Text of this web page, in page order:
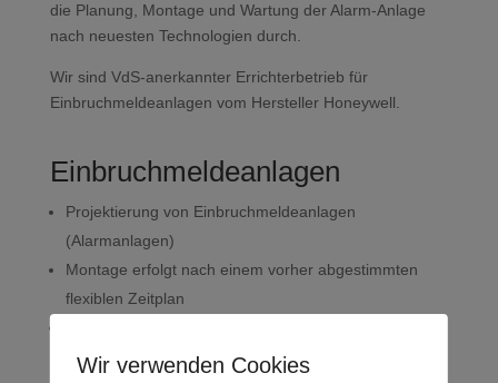
die Planung, Montage und Wartung der Alarm-Anlage
nach neuesten Technologien durch.
Wir sind VdS-anerkannter Errichterbetrieb für
Einbruchmeldeanlagen vom Hersteller Honeywell.
Einbruchmeldeanlagen
Projektierung von Einbruchmeldeanlagen
(Alarmanlagen)
Montage erfolgt nach einem vorher abgestimmten
flexiblen Zeitplan
Reparatur Ihres Sicherheitssystems
Wir verwenden Cookies